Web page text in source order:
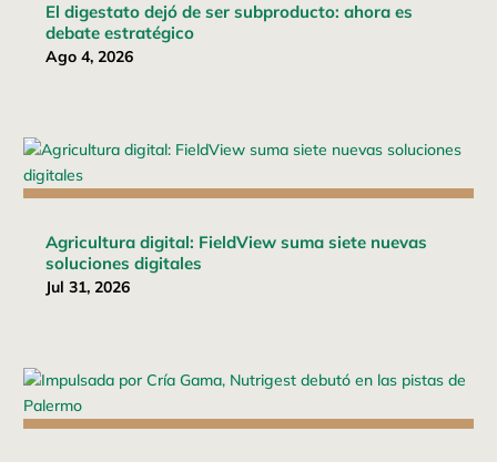
El digestato dejó de ser subproducto: ahora es
debate estratégico
Ago 4, 2026
Agricultura digital: FieldView suma siete nuevas
soluciones digitales
Jul 31, 2026